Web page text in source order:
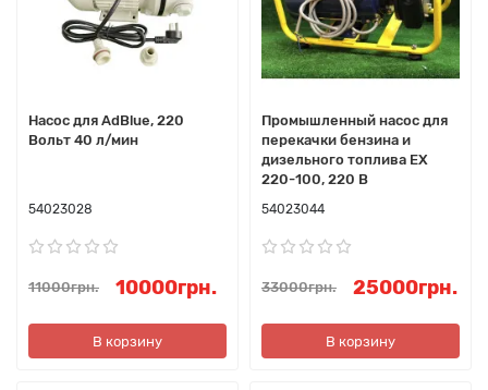
Насос для AdBlue, 220
Вольт 40 л/мин
54023028
11000грн. 10000грн.
В корзину
Промышленный насос для
перекачки бензина и
дизельного топлива EX
220-100, 220 В
54023044
33000грн. 25000грн.
В корзину